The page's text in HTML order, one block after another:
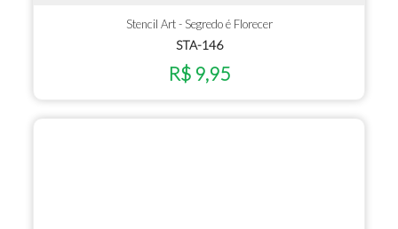
Stencil Art - Segredo é Florecer
STA-146
R$ 9,95